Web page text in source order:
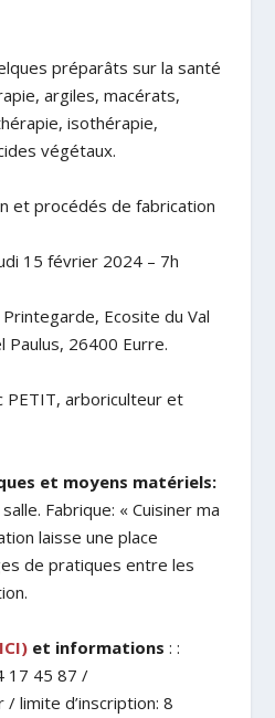
préparâts sur la santé
argiles, macérats,
isothérapie,
végétaux.
et procédés de fabrication
15 février 2024 – 7h
Printegarde, Ecosite du Val
Paulus, 26400 Eurre.
PETIT, arboriculteur et
et moyens matériels:
Fabrique: « Cuisiner ma
laisse une place
de pratiques entre les
et informations : :
17 45 87 /
limite d’inscription: 8